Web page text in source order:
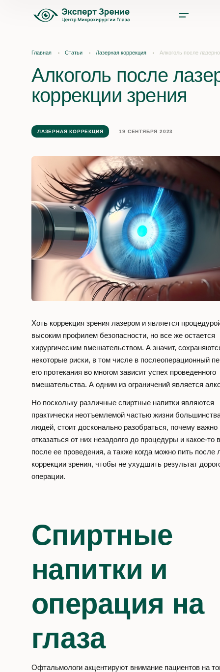
Цены
Врачи
Акции и скидки
О нас
Отзывы
Оплата
Контакты
Заказать
+7 (495) 473-
с 8:00 до 22:00
г. Москва,
Украинский
д. 6
Главная Статьи Лазерная коррекция Алкоголь после
Алкоголь после
коррекции зрения
ЛАЗЕРНАЯ КОРРЕКЦИЯ 19 СЕНТЯБРЯ 2023
Хоть коррекция зрения лазером и является
высоким профилем безопасности, но все же остается
хирургическим вмешательством. А значит,
некоторые риски, в том числе в послеоперационный
его протекания во многом зависит успех проведенного
вмешательства. А одним из ограничений является
Но поскольку различные спиртные напитки являются
практически неотъемлемой частью жизни
людей, стоит досконально разобраться, почему важно
отказаться от них незадолго до процедуры и какое-то
после ее проведения, а также когда можно пить после
коррекции зрения, чтобы не ухудшить результат
операции.
Спиртные
напитки и
операция на
глаза
Офтальмологи акцентируют внимание пациентов на